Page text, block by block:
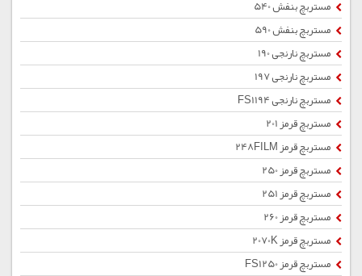
مستربچ بنفش 540
مستربچ بنفش 590
مستربچ نارنجی 190
مستربچ نارنجی 197
مستربچ نارنجی FS1194
مستربچ قرمز 201
مستربچ قرمز 248FILM
مستربچ قرمز 250
مستربچ قرمز 251
مستربچ قرمز 260
مستربچ قرمز 2070K
مستربچ قرمز FS1250